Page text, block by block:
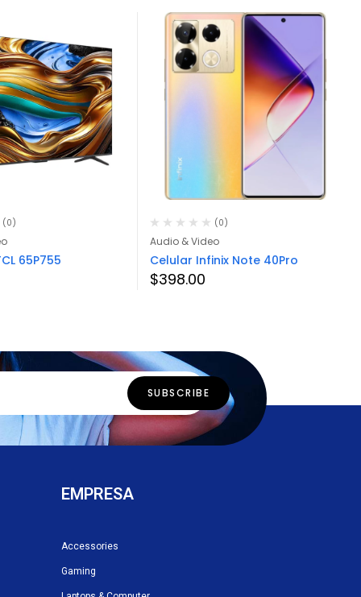
(0)
65P755
(0)
Audio & Video
Celular Infinix Note 40Pro
$398.00
EMPRESA
Accessories
Gaming